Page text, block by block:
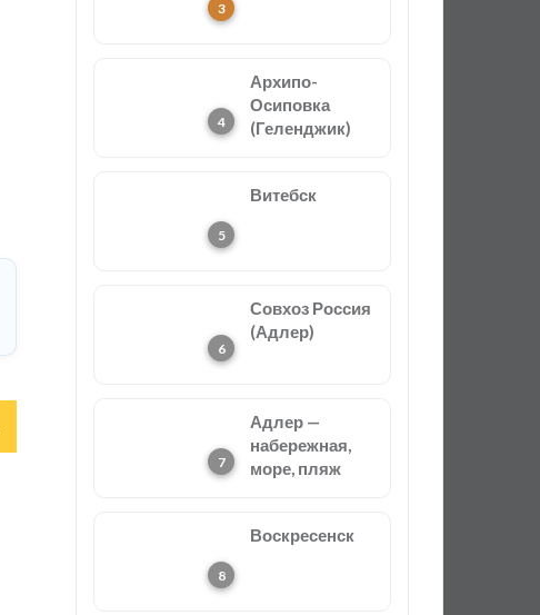
Архипо-
Осиповка
(Геленджик)
Витебск
Совхоз Россия
(Адлер)
Адлер —
набережная,
море, пляж
Воскресенск